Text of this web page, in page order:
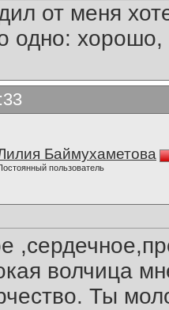
от меня
одно:
Баймухаметова
пользователь
волчица
Ты